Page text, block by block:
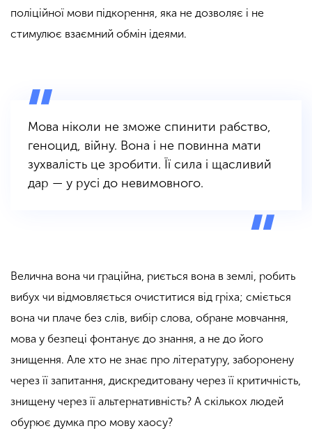
поліційної мови підкорення, яка не дозволяє і не
стимулює взаємний обмін ідеями.
Мова ніколи не зможе спинити рабство,
геноцид, війну. Вона і не повинна мати
зухвалість це зробити. Її сила і щасливий
дар — у русі до невимовного.
Велична вона чи граційна, риється вона в землі, робить
вибух чи відмовляється очиститися від гріха; сміється
вона чи плаче без слів, вибір слова, обране мовчання,
мова у безпеці фонтанує до знання, а не до його
знищення. Але хто не знає про літературу, заборонену
через її запитання, дискредитовану через її критичність,
знищену через її альтернативність? А скількох людей
обурює думка про мову хаосу?